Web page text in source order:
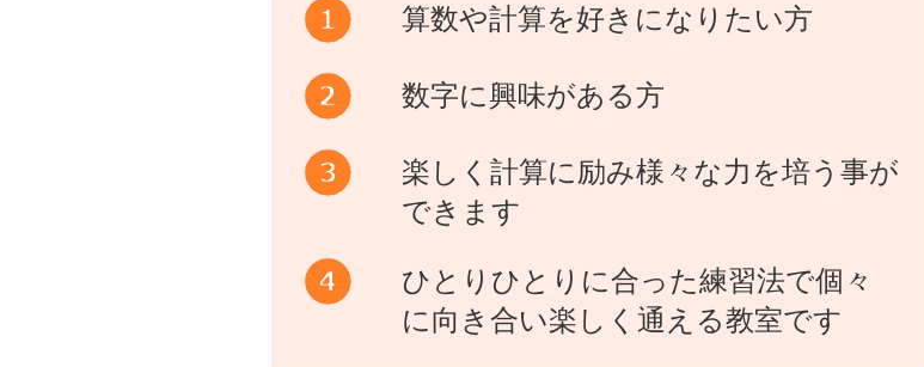
算数や計算を好きになりたい方
数字に興味がある方
楽しく計算に励み様々な力を培う事が
できます
ひとりひとりに合った練習法で個々
に向き合い楽しく通える教室です